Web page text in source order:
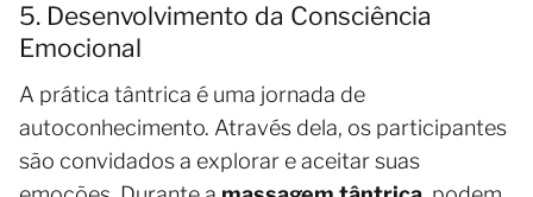
5. Desenvolvimento da Consciência
Emocional
A prática tântrica é uma jornada de
autoconhecimento. Através dela, os participantes
são convidados a explorar e aceitar suas